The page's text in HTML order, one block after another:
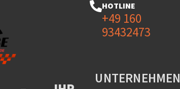
HOTLINE
+49 160
93432473
UNTERNEHMEN